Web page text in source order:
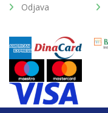
Odjava